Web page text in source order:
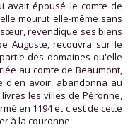
avait épousé le comte de
mourut elle-même sans
revendique ses biens
Auguste, recouvra sur le
des domaines qu'elle
au comte de Beaumont,
d'en avoir, abandonna au
les villes de Péronne,
en 1194 et c'est de cette
à la couronne.